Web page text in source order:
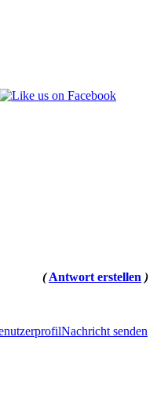
( Antwort erstellen )
Nachricht senden